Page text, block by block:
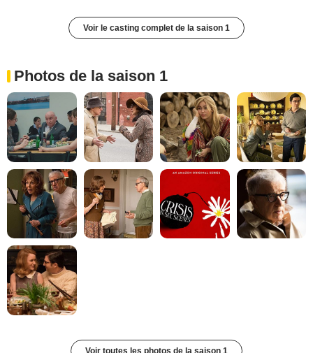
Voir le casting complet de la saison 1
Photos de la saison 1
Voir toutes les photos de la saison 1